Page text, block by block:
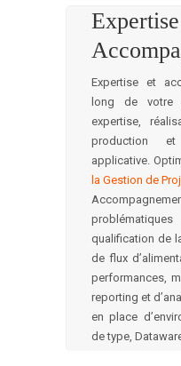
Expertise et
long de votre
expertise,
production et
applicative.
la Gestion de
qualification de
de flux
performances,
reporting et
en place
de type,